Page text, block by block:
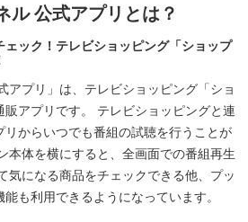
ル 公式アプリとは？
ック！テレビショッピング「ショップ
アプリ」は、テレビショッピング「ショ
アプリです。 テレビショッピングと連
からいつでも番組の試聴を行うことが
本体を横にすると、全画面での番組再生
気になる商品をチェックできる他、プッ
も利用できるようになっています。